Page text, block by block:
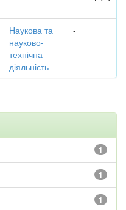
Наукова та
науково-
технічна
діяльність
-
1
1
1